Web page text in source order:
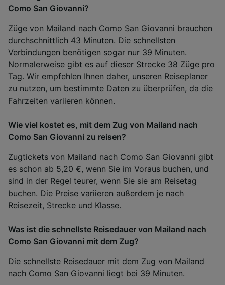
Como San Giovanni?
Züge von Mailand nach Como San Giovanni brauchen
durchschnittlich 43 Minuten. Die schnellsten
Verbindungen benötigen sogar nur 39 Minuten.
Normalerweise gibt es auf dieser Strecke 38 Züge pro
Tag. Wir empfehlen Ihnen daher, unseren Reiseplaner
zu nutzen, um bestimmte Daten zu überprüfen, da die
Fahrzeiten variieren können.
Wie viel kostet es, mit dem Zug von Mailand nach
Como San Giovanni zu reisen?
Zugtickets von Mailand nach Como San Giovanni gibt
es schon ab 5,20 €, wenn Sie im Voraus buchen, und
sind in der Regel teurer, wenn Sie sie am Reisetag
buchen. Die Preise variieren außerdem je nach
Reisezeit, Strecke und Klasse.
Was ist die schnellste Reisedauer von Mailand nach
Como San Giovanni mit dem Zug?
Die schnellste Reisedauer mit dem Zug von Mailand
nach Como San Giovanni liegt bei 39 Minuten.